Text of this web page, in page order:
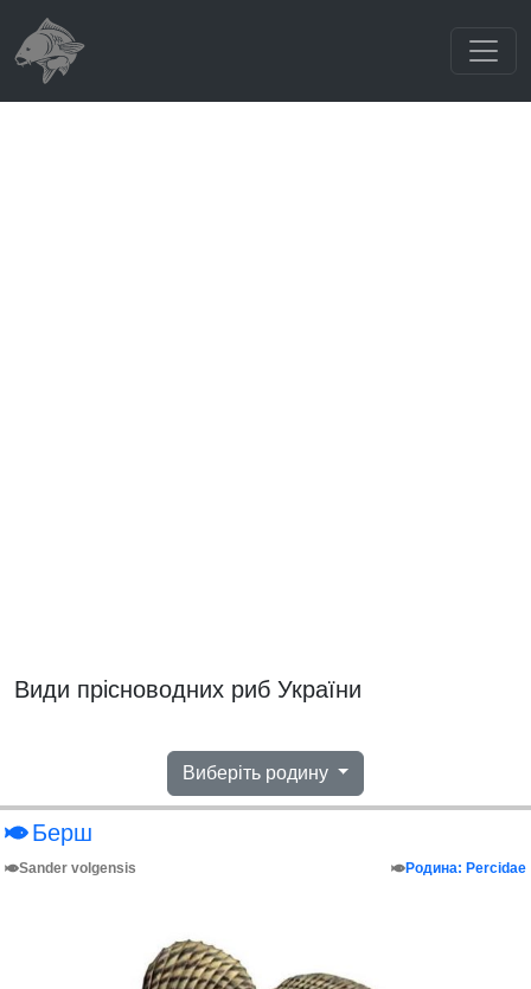
Види прісноводних риб України
Виберіть родину
Берш
Sander volgensis Родина: Percidae